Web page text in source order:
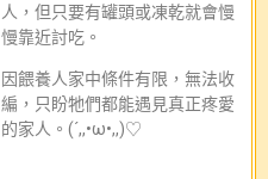
人，但只要有罐頭或凍乾就會慢
慢靠近討吃。
因餵養人家中條件有限，無法收
編，只盼牠們都能遇見真正疼愛
的家人。(´,,•ω•,,)♡